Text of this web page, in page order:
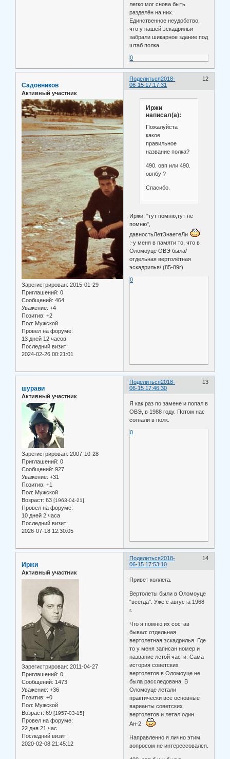
легко мог снова быть
разделён на них.
Единственное неудобство,
что у нашей эскадрильи
забрали шикарное здание под
штаб полка.
0
Поделиться 12
2018-
06-15 17:17:31
Садовников
Активный участник
Зарегистрирован: 2015-01-29
Приглашений: 0
Сообщений: 464
Уважение: +4
Позитив: +2
Пол: Мужской
Провел на форуме:
13 дней 12 часов
Последний визит:
2024-02-26 00:21:01
Иржи
написал(а):
Пожалуйста
какое
правильное
название полка?
490. овп или 490.
овпбу ?
Спасибо.
Иржи, "тут помню,тут не
помню",
давностьЛетЗнаетеЛи
:-у меня в памяти то, что в
Оломоуце ОВЭ была/
отдельная вертолётная
эскадрилья/ (85-89г)
0
Поделиться 13
2018-
06-15 17:46:30
шурави
Активный участник
Зарегистрирован: 2007-10-28
Приглашений: 0
Сообщений: 927
Уважение: +31
Позитив: +1
Пол: Мужской
Возраст: 63 [1963-04-21]
Провел на форуме:
10 дней 2 часа
Последний визит:
2026-07-18 12:30:05
Я как раз по замене и попал в
ОВЭ, в 1988 году. Потом нас
согнали в полк.
0
Поделиться 14
2018-
06-15 17:53:10
Иржи
Активный участник
Зарегистрирован: 2011-04-27
Приглашений: 0
Сообщений: 1473
Уважение: +36
Позитив: +0
Пол: Мужской
Возраст: 69 [1957-03-15]
Провел на форуме:
22 дня 21 час
Последний визит:
2020-02-08 21:45:12
Привет коллега.
Вертолеты были в Оломоуце
"всегда". Уже с августа 1968
г.
Что я помню их состав
бывал: отдельная
вертолетная эскадрилья. Где
то у меня записан номер и
название летой части. Сама
история советских
вертолетов в Оломоуце не
была расследована. В
Оломоуце летали
практически все основные
варианты советских
вертолетов и летал один
Ан-2.
Направленно я лично этим
вопросом не интерессовался.